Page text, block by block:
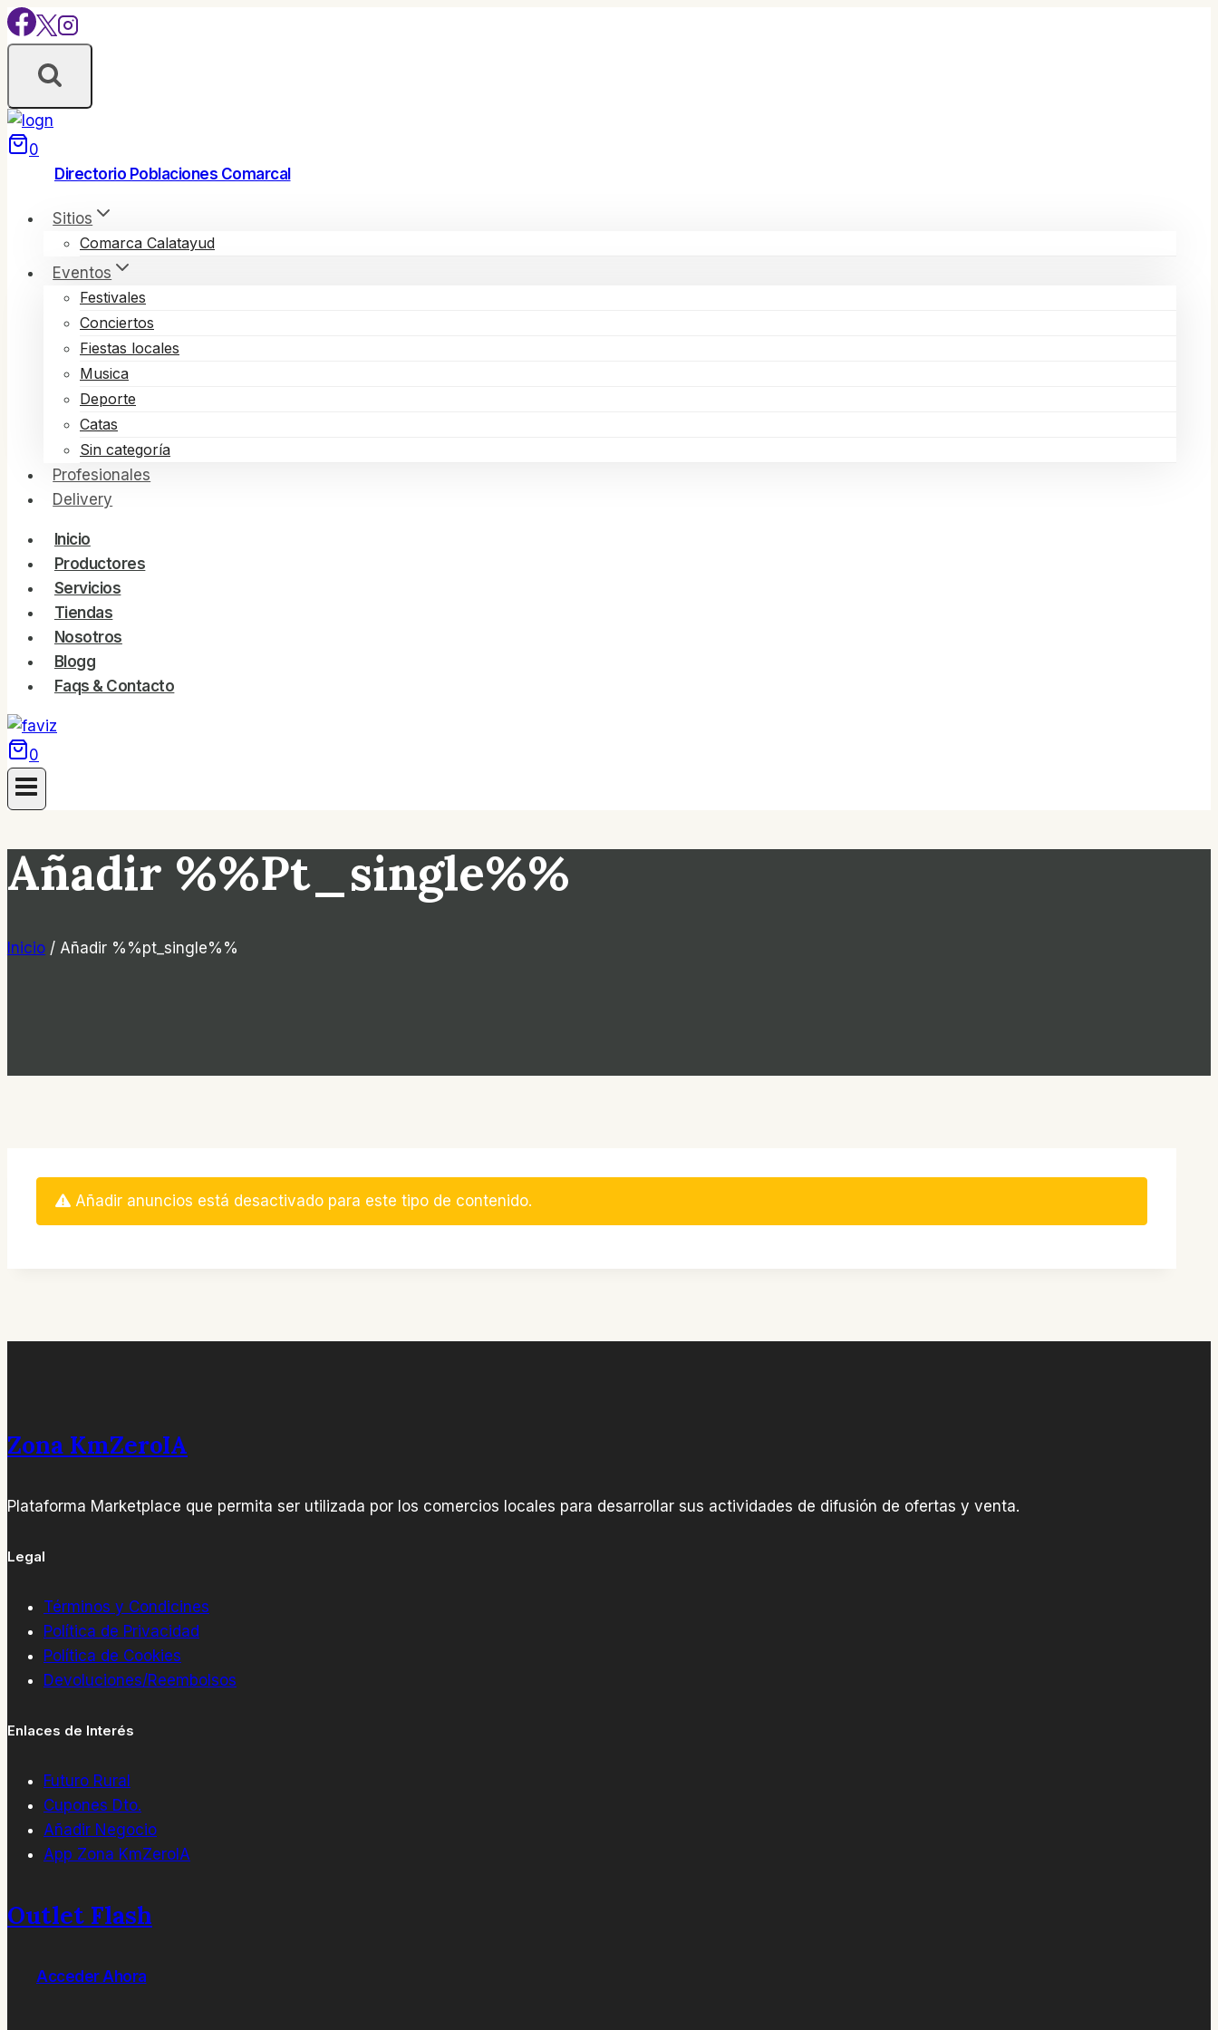
Saltar
al
contenido
0
Directorio Poblaciones Comarcal
Sitios
Comarca Calatayud
Eventos
Festivales
Conciertos
Fiestas locales
Musica
Deporte
Catas
Sin categoría
Profesionales
Delivery
Inicio
Productores
Servicios
Tiendas
Nosotros
Blogg
Faqs & Contacto
0
Añadir %%pt_single%%
Inicio / Añadir %%pt_single%%
Añadir anuncios está desactivado para este tipo de contenido.
Zona KmZeroIA
Plataforma Marketplace que permita ser utilizada por los comercios locales para desarrollar sus actividades de difusión de ofertas y venta.
Legal
Términos y Condicines
Política de Privacidad
Política de Cookies
Devoluciones/Reembolsos
Enlaces de Interés
Futuro Rural
Cupones Dto.
Añadir Negocio
App Zona KmZeroIA
Outlet Flash
Acceder Ahora